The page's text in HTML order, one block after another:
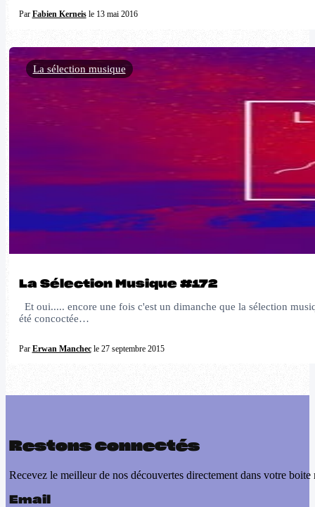
Par Fabien Kerneisle 13 mai 2016
La Sélection Musique #172
Et oui..... encore une fois c'est un dimanche que la sélection
été concoctée…
Par Erwan Manchecle 27 septembre 2015
La sélection musique
Restons connectés
Recevez le meilleur de nos découvertes directement dans votre boite
Email